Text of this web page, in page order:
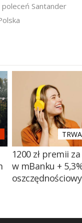
Santander
1200 zł premii
w mBanku +